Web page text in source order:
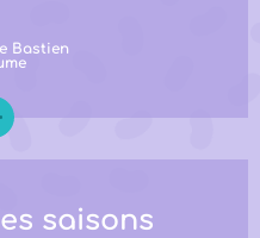
Bastien
saisons